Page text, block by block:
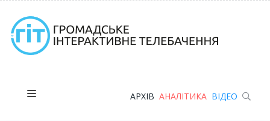
АРХІВ АНАЛІТИКА ВІДЕО